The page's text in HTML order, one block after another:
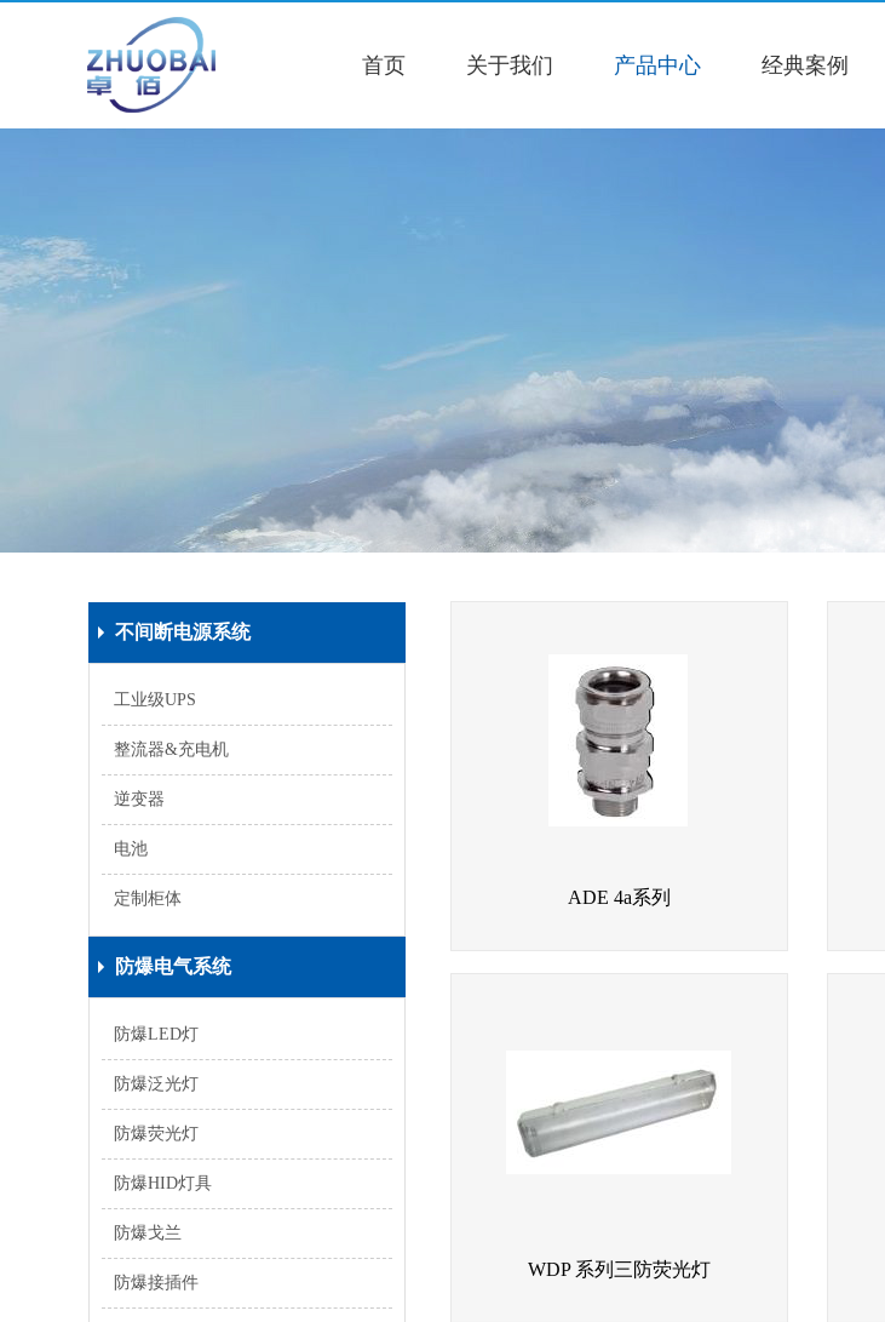
首页 关于我们 产品中心 经典案例
不间断电源系统
工业级UPS
整流器&充电机
逆变器
电池
定制柜体
防爆电气系统
防爆LED灯
防爆泛光灯
防爆荧光灯
防爆HID灯具
防爆戈兰
防爆接插件
ADE 4a系列
WDP 系列三防荧光灯